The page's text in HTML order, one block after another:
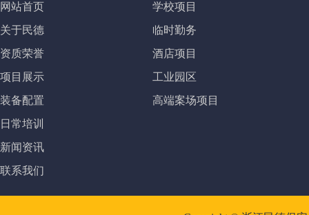
网站首页
关于民德
资质荣誉
项目展示
装备配置
日常培训
新闻资讯
联系我们
学校项目
临时勤务
酒店项目
工业园区
高端案场项目